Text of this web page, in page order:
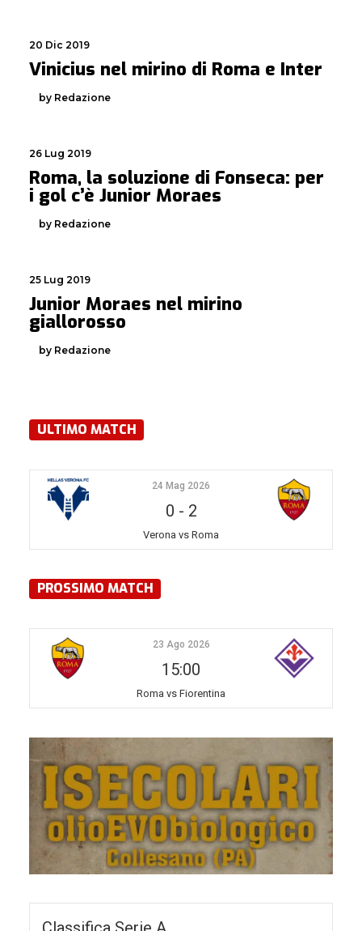
20 Dic 2019
Vinicius nel mirino di Roma e Inter
by Redazione
26 Lug 2019
Roma, la soluzione di Fonseca: per
i gol c’è Junior Moraes
by Redazione
25 Lug 2019
Junior Moraes nel mirino
giallorosso
by Redazione
ULTIMO MATCH
24 Mag 2026
0 - 2
Verona vs Roma
PROSSIMO MATCH
23 Ago 2026
15:00
Roma vs Fiorentina